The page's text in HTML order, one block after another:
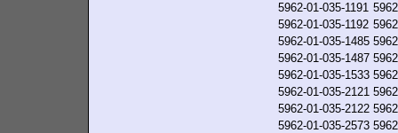
5962-01-035-1191
5962-01-035-1192
5962-01-035-1485
5962-01-035-1487
5962-01-035-1533
5962-01-035-2121
5962-01-035-2122
5962-01-035-2573